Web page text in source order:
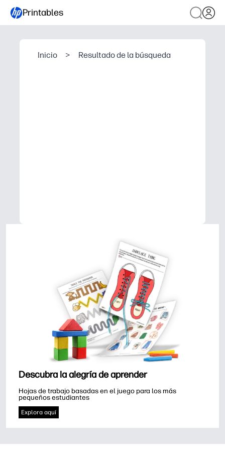
Printables
Inicio > Resultado de la búsqueda
Descubra la alegría de aprender
Hojas de trabajo basadas en el juego para los más
pequeños estudiantes
Explora aquí